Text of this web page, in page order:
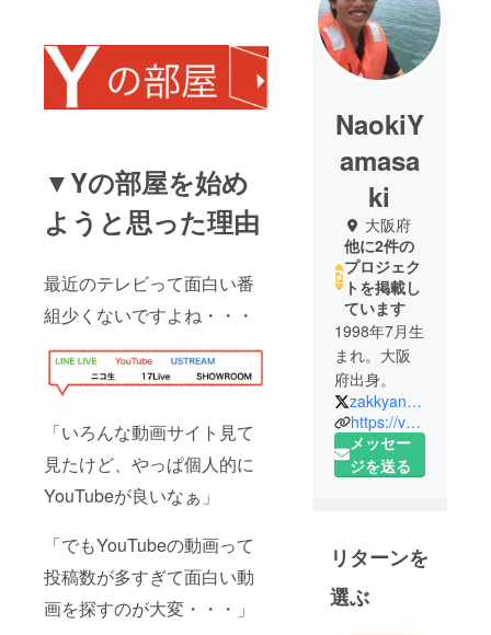
▼Yの部屋を始め
ようと思った理由
最近のテレビって面白い番
組少くないですよね・・・
「いろんな動画サイト見て
見たけど、やっぱ個人的に
YouTubeが良いなぁ」
「でもYouTubeの動画って
投稿数が多すぎて面白い動
画を探すのが大変・・・」
NaokiY
amasa
ki
大阪府
他に2件の
プロジェク
トを掲載し
ています
1998年7月生
まれ。大阪
府出身。
zakkyan0727
https://valu.is/zakkyan
メッセー
ジを送る
リターンを
選ぶ